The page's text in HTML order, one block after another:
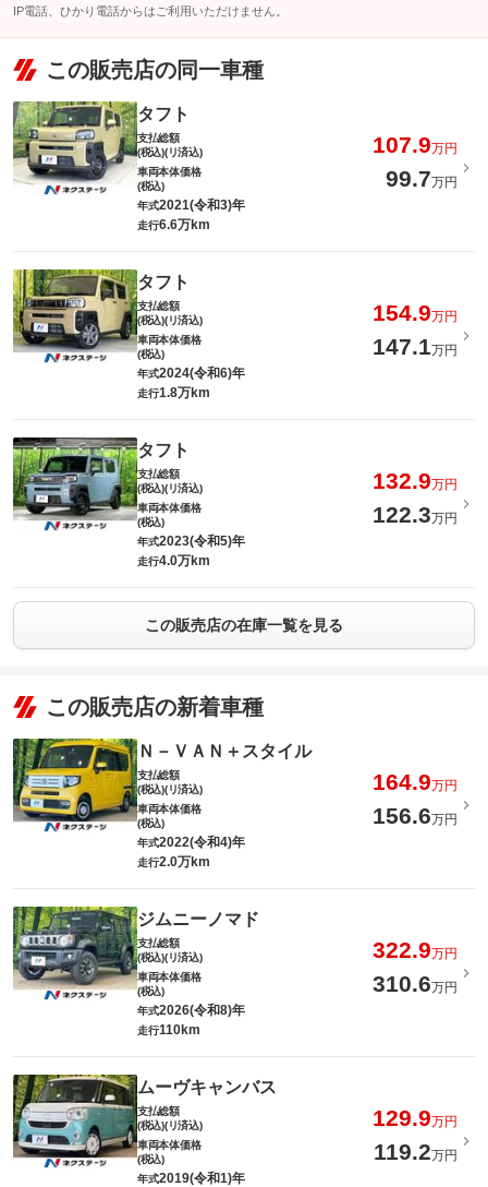
IP電話、ひかり電話からはご利用いただけません。
この販売店の同一車種
タフト
支払総額
(税込)(リ済込)
107.9万円
車両本体価格
(税込)
99.7万円
年式2021(令和3)年
走行6.6万km
タフト
支払総額
(税込)(リ済込)
154.9万円
車両本体価格
(税込)
147.1万円
年式2024(令和6)年
走行1.8万km
タフト
支払総額
(税込)(リ済込)
132.9万円
車両本体価格
(税込)
122.3万円
年式2023(令和5)年
走行4.0万km
この販売店の在庫一覧を見る
この販売店の新着車種
Ｎ－ＶＡＮ＋スタイル
支払総額
(税込)(リ済込)
164.9万円
車両本体価格
(税込)
156.6万円
年式2022(令和4)年
走行2.0万km
ジムニーノマド
支払総額
(税込)(リ済込)
322.9万円
車両本体価格
(税込)
310.6万円
年式2026(令和8)年
走行110km
ムーヴキャンバス
支払総額
(税込)(リ済込)
129.9万円
車両本体価格
(税込)
119.2万円
年式2019(令和1)年